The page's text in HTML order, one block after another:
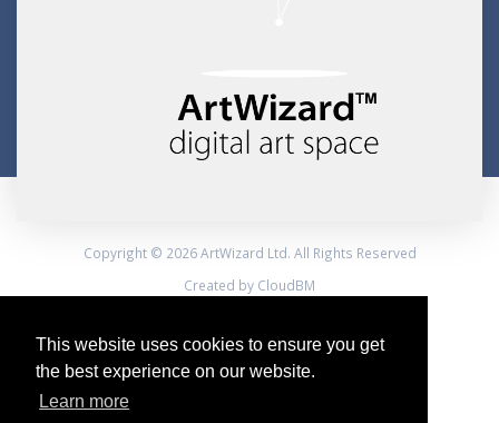
This website uses cookies to ensure you get
the best experience on our website.
Learn more
Copyright © 2026 ArtWizard Ltd. All Rights Reserved
Created by CloudBM